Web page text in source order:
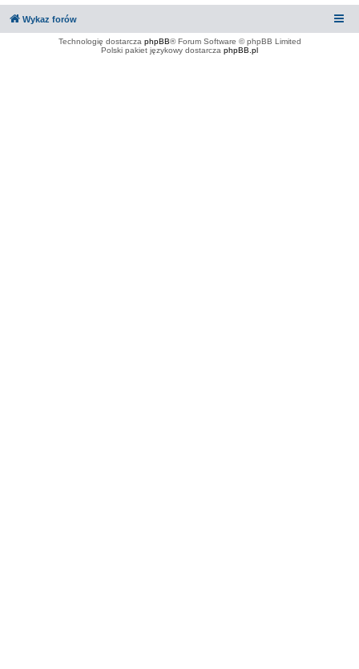
Wykaz forów
Technologię dostarcza phpBB® Forum Software © phpBB Limited
Polski pakiet językowy dostarcza phpBB.pl